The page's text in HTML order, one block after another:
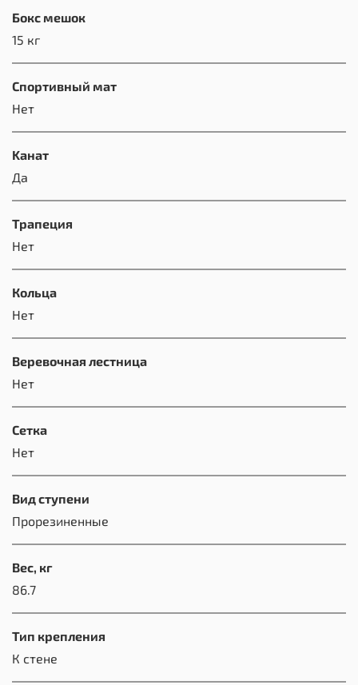
Бокс мешок
15 кг
Спортивный мат
Нет
Kанат
Да
Трапеция
Нет
Кольца
Нет
Веревочная лестница
Нет
Сетка
Нет
Вид ступени
Прорезиненные
Вес, кг
86.7
Тип крепления
К стене